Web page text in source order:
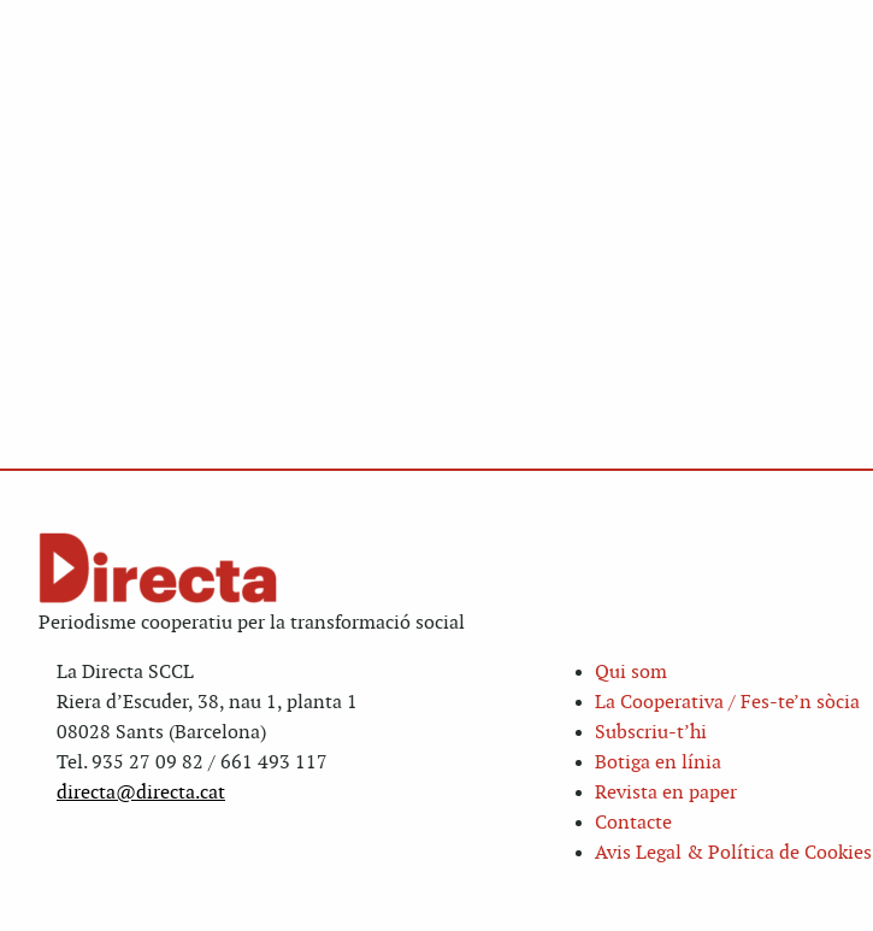
Periodisme cooperatiu per la transformació social
La Directa SCCL
Riera d’Escuder, 38, nau 1, planta 1
08028 Sants (Barcelona)
Tel. 935 27 09 82 / 661 493 117
directa@directa.cat
Qui som
La Cooperativa / Fes-te’n sòcia
Subscriu-t’hi
Botiga en línia
Revista en paper
Contacte
Avis Legal & Política de Cookies